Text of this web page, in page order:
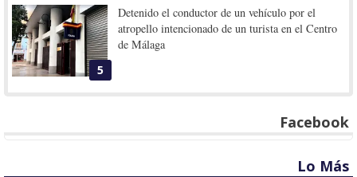
5
Detenido el conductor de un vehículo por el
atropello intencionado de un turista en el Centro
de Málaga
Facebook
Lo Más